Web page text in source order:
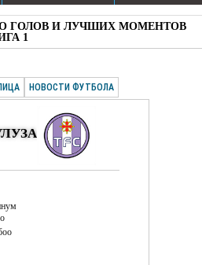
ГОЛОВ И ЛУЧШИХ МОМЕНТОВ
1
НОВОСТИ ФУТБОЛА